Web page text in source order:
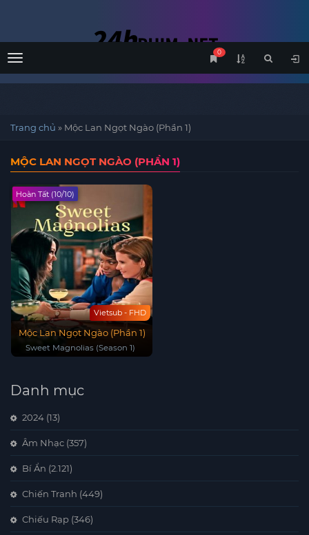
Menu
0
Trang chủ » Mộc Lan Ngọt Ngào (Phần 1)
MỘC LAN NGỌT NGÀO (PHẦN 1)
Vietsub - FHD
Hoàn Tất (10/10)
Mộc Lan Ngọt Ngào (Phần 1)
Sweet Magnolias (Season 1)
Danh mục
2024 (13)
Âm Nhạc (357)
Bí Ẩn (2.121)
Chiến Tranh (449)
Chiếu Rạp (346)